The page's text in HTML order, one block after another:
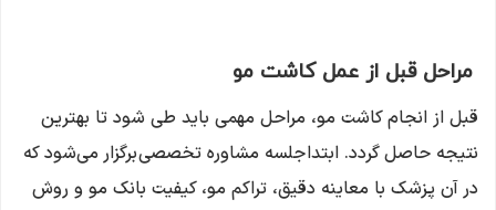
مراحل قبل از عمل کاشت مو
قبل از انجام کاشت مو، مراحل مهمی باید طی شود تا بهترین
نتیجه حاصل گردد. ابتدا جلسه مشاوره تخصصی برگزار می‌شود که
در آن پزشک با معاینه دقیق، تراکم مو، کیفیت بانک مو و روش